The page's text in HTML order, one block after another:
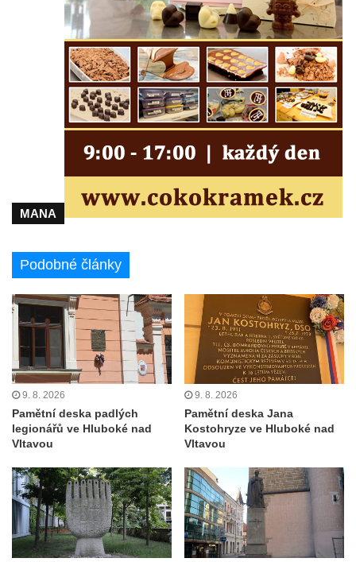
Památník obětem holokaustu v Lipové ulici
v Duchcově
Pomník obětem válek v Jeníkově
Pamětní deska obětem 1. světové války na
kapli Panny Marie v Lahošti
Pomník obětem 2. světové války v parku v
Pomník obětem bombardování 8. 5. 1945 v
ulici U Plovárny ve Frýdlantu
Pamětní deska Rumburské vzpoury na
Socha Nepokořený v parku Rumburské
vzpoury v Rumburku
Pamětní deska obětem holokaustu u
židovského hřbitova v Kovanicích
Pamětní deska legionářům na Obecním
úřadě v Kovanicích
Pomník obětem 1. světové války v
Kovanicích
Pomník obětem válek v Kněževsi
Trutnově
Pomník obětem koncentračního tábora na
hřbitově v Rychnově u Jablonce nad Nisou
Pomník pracovního nasazení vězňů
MANA
Podobné články
9. 8. 2026
Pamětní deska padlých
legionářů ve Hluboké nad
Vltavou
9. 8. 2026
Pamětní deska Jana
Kostohryze ve Hluboké nad
Vltavou